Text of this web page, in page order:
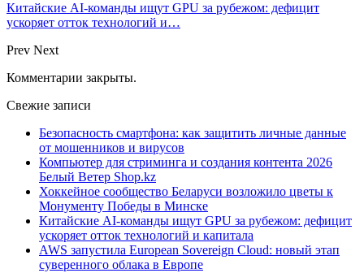
Китайские AI-команды ищут GPU за рубежом: дефицит
ускоряет отток технологий и…
Prev Next
Комментарии закрыты.
Свежие записи
Безопасность смартфона: как защитить личные данные
от мошенников и вирусов
Компьютер для стриминга и создания контента 2026
Белый Ветер Shop.kz
Хоккейное сообщество Беларуси возложило цветы к
Монументу Победы в Минске
Китайские AI-команды ищут GPU за рубежом: дефицит
ускоряет отток технологий и капитала
AWS запустила European Sovereign Cloud: новый этап
суверенного облака в Европе